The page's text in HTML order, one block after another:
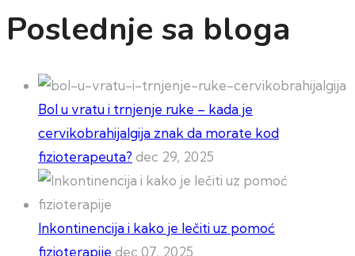
Poslednje sa bloga
Bol u vratu i trnjenje ruke – kada je
cervikobrahijalgija znak da morate kod
fizioterapeuta? dec 29, 2025
Inkontinencija i kako je lečiti uz pomoć
fizioterapije dec 07, 2025